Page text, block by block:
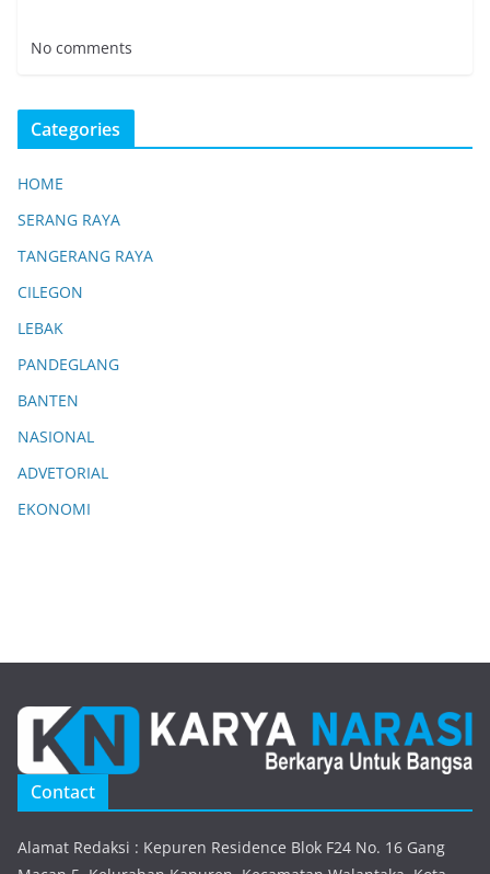
No comments
Categories
HOME
SERANG RAYA
TANGERANG RAYA
CILEGON
LEBAK
PANDEGLANG
BANTEN
NASIONAL
ADVETORIAL
EKONOMI
Contact
Alamat Redaksi : Kepuren Residence Blok F24 No. 16 Gang